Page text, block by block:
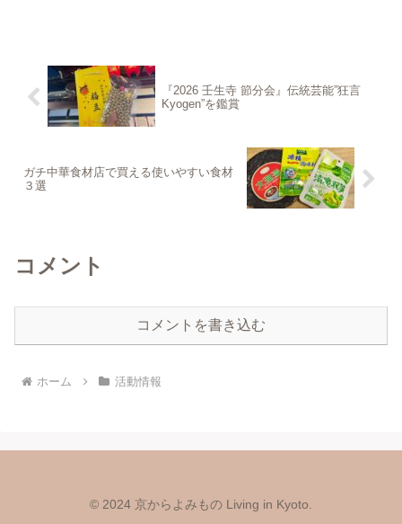
『2026 壬生寺 節分会』伝統芸能”狂言
Kyogen”を鑑賞
ガチ中華食材店で買える使いやすい食材
３選
コメント
コメントを書き込む
ホーム 活動情報
© 2024 京からよみもの Living in Kyoto.